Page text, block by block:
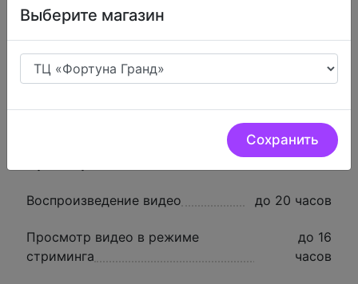
Выберите магазин
Сохранить
(sub‑6 GHz); Wi‑Fi 6 (802.11ax);
Bluetooth 5.3
GPS; ГЛОНАСС; Galileo; QZSS; BeiDou Разъём
Воспроизведение видео до 20 часов
Просмотр видео в режиме
стриминга
до 16
часов